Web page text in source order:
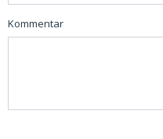
Kommentar